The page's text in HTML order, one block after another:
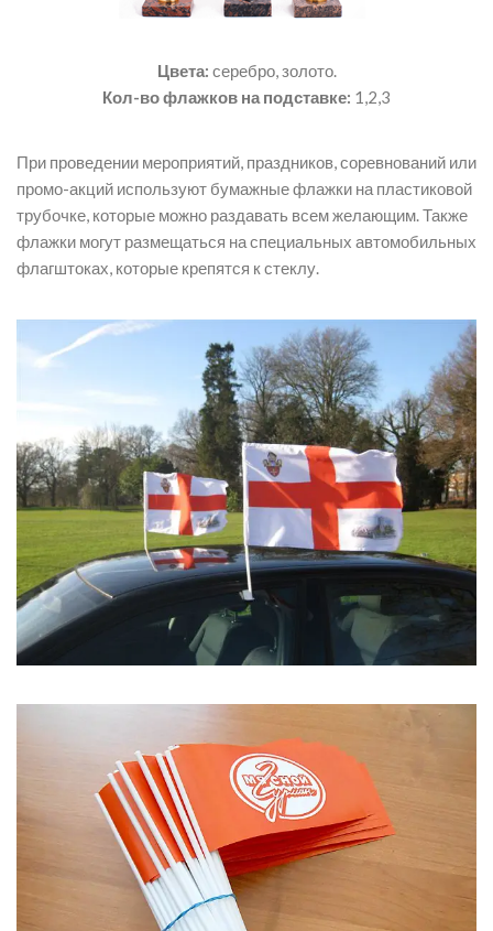
Цвета: серебро, золото.
Кол-во флажков на подставке: 1,2,3
При проведении мероприятий, праздников, соревнований или
промо-акций используют бумажные флажки на пластиковой
трубочке, которые можно раздавать всем желающим. Также
флажки могут размещаться на специальных автомобильных
флагштоках, которые крепятся к стеклу.